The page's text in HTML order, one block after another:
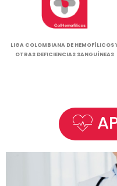
LIGA COLOMBIANA DE HEMOFÍLICOS
OTRAS DEFICIENCIAS SANGUÍNEAS